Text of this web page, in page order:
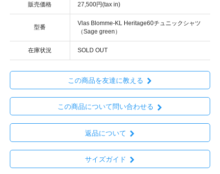
販売価格 27,500円(tax in)
型番
Vlas Blomme-KL Heritage60チュニックシャツ
（Sage green）
在庫状況 SOLD OUT
この商品を友達に教える
この商品について問い合わせる
返品について
サイズガイド